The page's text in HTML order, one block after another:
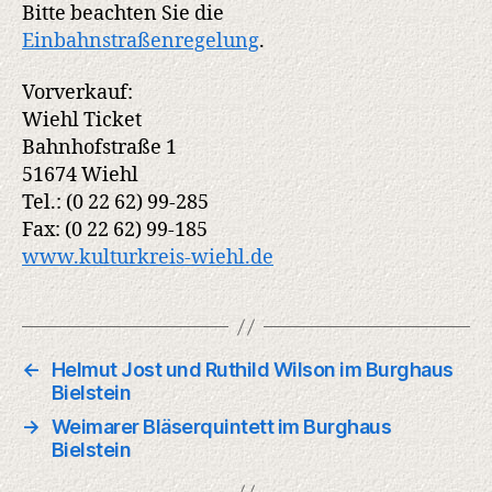
Bitte beachten Sie die
Einbahnstraßenregelung.
Vorverkauf:
Wiehl Ticket
Bahnhofstraße 1
51674 Wiehl
Tel.: (0 22 62) 99-285
Fax: (0 22 62) 99-185
www.kulturkreis-wiehl.de
←
Helmut Jost und Ruthild Wilson im Burghaus
Bielstein
→ Weimarer Bläserquintett im Burghaus
Bielstein